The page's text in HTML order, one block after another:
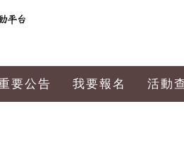
要公告 我要報名 活動